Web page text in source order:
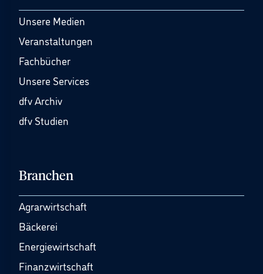
Unsere Medien
Veranstaltungen
Fachbücher
Unsere Services
dfv Archiv
dfv Studien
Branchen
Agrarwirtschaft
Bäckerei
Energiewirtschaft
Finanzwirtschaft